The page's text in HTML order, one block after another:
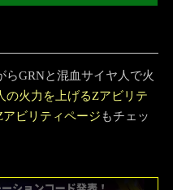
GRNと混血サイヤ人で火
の火力を上げるZアビリテ
ビリティページ もチェッ